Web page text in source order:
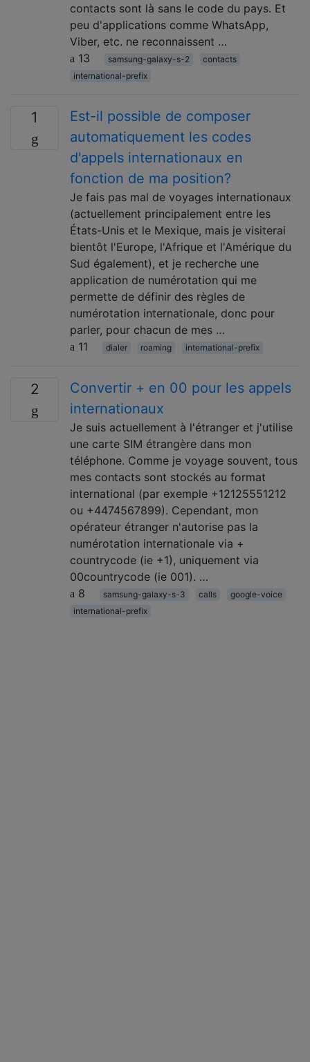
contacts sont là sans le code du pays. Et
peu d'applications comme WhatsApp,
Viber, etc. ne reconnaissent …
13
samsung-galaxy-s-2
contacts
international-prefix
1
Est-il possible de composer
automatiquement les codes
d'appels internationaux en
fonction de ma position?
Je fais pas mal de voyages internationaux
(actuellement principalement entre les
États-Unis et le Mexique, mais je visiterai
bientôt l'Europe, l'Afrique et l'Amérique du
Sud également), et je recherche une
application de numérotation qui me
permette de définir des règles de
numérotation internationale, donc pour
parler, pour chacun de mes …
11
dialer roaming international-prefix
2
Convertir + en 00 pour les appels
internationaux
Je suis actuellement à l'étranger et j'utilise
une carte SIM étrangère dans mon
téléphone. Comme je voyage souvent, tous
mes contacts sont stockés au format
international (par exemple +12125551212
ou +4474567899). Cependant, mon
opérateur étranger n'autorise pas la
numérotation internationale via +
countrycode (ie +1), uniquement via
00countrycode (ie 001). …
8
samsung-galaxy-s-3 calls
google-voice
international-prefix